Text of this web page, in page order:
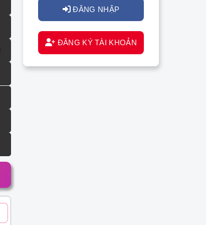
ĐĂNG NHẬP
ĐĂNG KÝ TÀI KHOẢN